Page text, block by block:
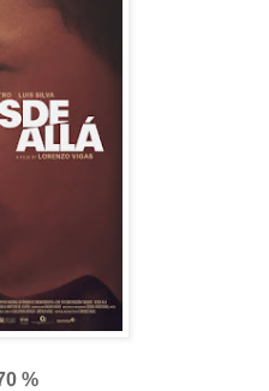
%